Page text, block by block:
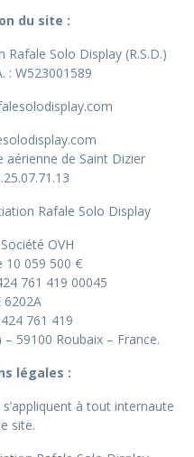
du site :
Solo Display (R.S.D.)
: W523001589
aérienne de Saint Dizier
Rafale Solo Display
OVH
10 059 500 €
761 419 00045
6202A
761 419
59100 Roubaix – France.
légales :
à tout internaute
site.